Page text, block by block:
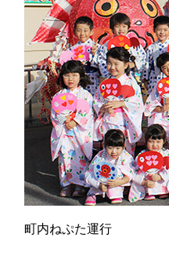
町内ねぷた運行